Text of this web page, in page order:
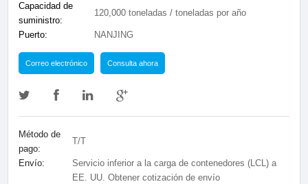
Capacidad de
suministro:
120,000 toneladas / toneladas por año
Puerto: NANJING
Correo electrónico Consulta ahora
Método de
pago:
T/T
Envío:
Servicio inferior a la carga de contenedores (LCL) a
EE. UU. Obtener cotización de envío